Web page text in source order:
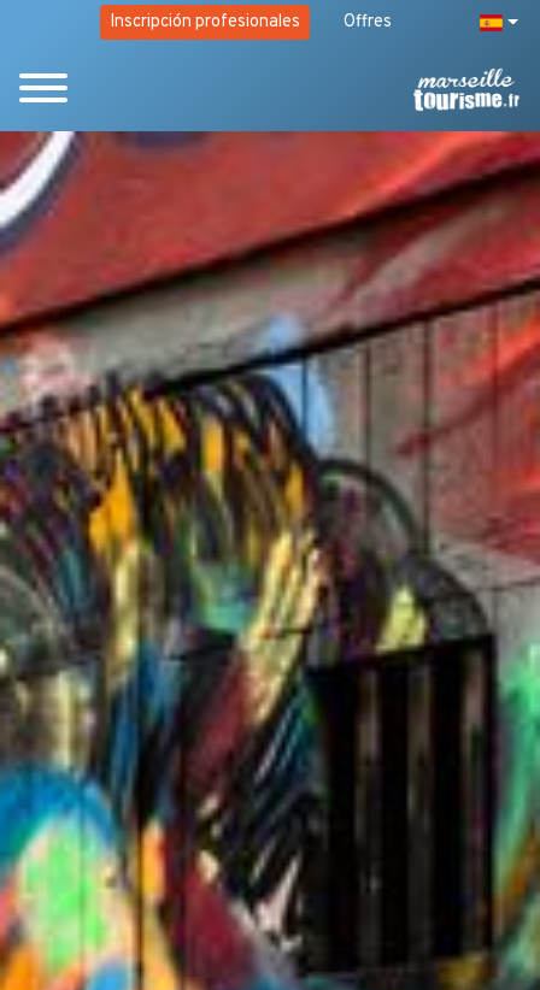
Inscripción profesionales Offres